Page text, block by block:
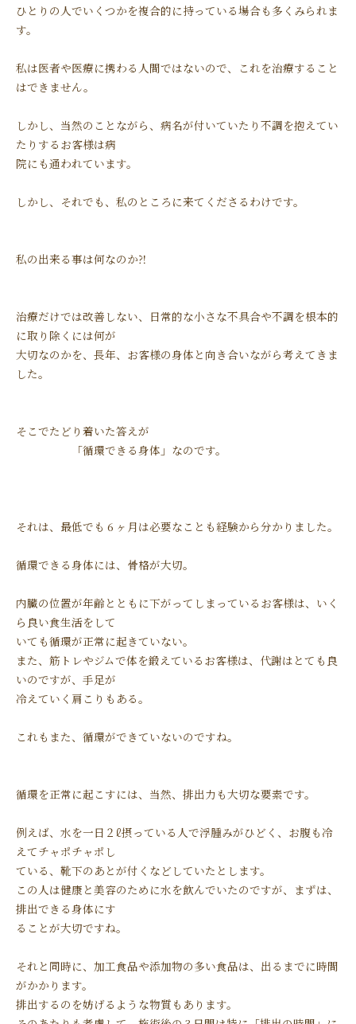
ひとりの人でいくつかを複合的に持っている場合も多くみられま
す。
私は医者や医療に携わる人間ではないので、これを治療すること
はできません。
しかし、当然のことながら、病名が付いていたり不調を抱えてい
たりするお客様は病
院にも通われています。
しかし、それでも、私のところに来てくださるわけです。
私の出来る事は何なのか⁈
治療だけでは改善しない、日常的な小さな不具合や不調を根本的
に取り除くには何が
大切なのかを、長年、お客様の身体と向き合いながら考えてきま
した。
そこでたどり着いた答えが
「循環できる身体」なのです。
それは、最低でも 6 ヶ月は必要なことも経験から分かりました。
循環できる身体には、骨格が大切。
内臓の位置が年齢とともに下がってしまっているお客様は、いく
ら良い食生活をして
いても循環が正常に起きていない。
また、筋トレやジムで体を鍛えているお客様は、代謝はとても良
いのですが、手足が
冷えていく肩こりもある。
これもまた、循環ができていないのですね。
循環を正常に起こすには、当然、排出力も大切な要素です。
例えば、水を一日２ℓ摂っている人で浮腫みがひどく、お腹も冷
えてチャポチャポし
ている、靴下のあとが付くなどしていたとします。
この人は健康と美容のために水を飲んでいたのですが、まずは、
排出できる身体にす
ることが大切ですね。
それと同時に、加工食品や添加物の多い食品は、出るまでに時間
がかかります。
排出するのを妨げるような物質もあります。